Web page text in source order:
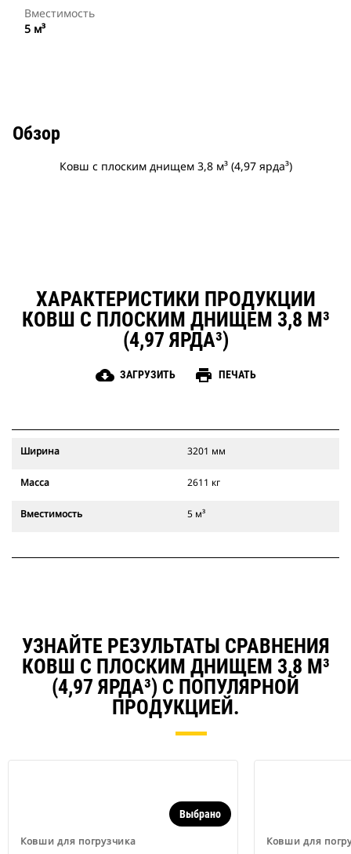
Вместимость
5 м³
Обзор
Ковш с плоским днищем 3,8 м³ (4,97 ярда³)
ХАРАКТЕРИСТИКИ ПРОДУКЦИИ
КОВШ С ПЛОСКИМ ДНИЩЕМ 3,8 М³
(4,97 ЯРДА³)
cloud_download ЗАГРУЗИТЬ print ПЕЧАТЬ
Ширина 3201 мм
Масса 2611 кг
Вместимость 5 м³
УЗНАЙТЕ РЕЗУЛЬТАТЫ СРАВНЕНИЯ
КОВШ С ПЛОСКИМ ДНИЩЕМ 3,8 М³
(4,97 ЯРДА³) С ПОПУЛЯРНОЙ
ПРОДУКЦИЕЙ.
Ковши для погрузчика
Выбрано
Ковши для